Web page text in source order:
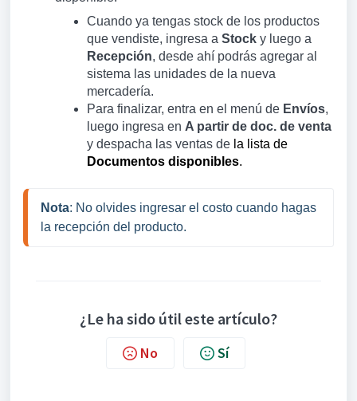
Cuando ya tengas stock de los productos
que vendiste, ingresa a Stock y luego a
Recepción, desde ahí podrás agregar al
sistema las unidades de la nueva
mercadería.
Para finalizar, entra en el menú de Envíos,
luego ingresa en A partir de doc. de venta
y despacha las ventas de la lista de
Documentos disponibles.
Nota: No olvides ingresar el costo cuando hagas
la recepción del producto.
¿Le ha sido útil este artículo?
No Sí